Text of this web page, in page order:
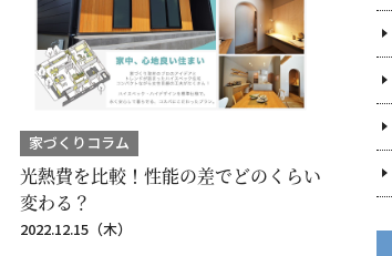
家づくりコラム
光熱費を比較！性能の差でどのくらい
変わる？
2022.12.15（木）